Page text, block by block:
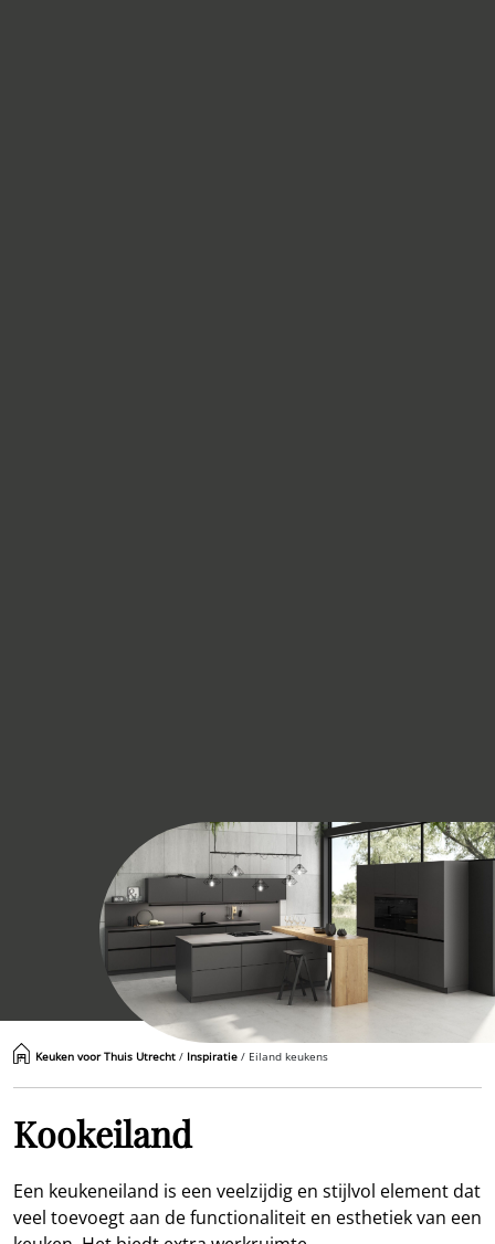
Keuken voor Thuis Utrecht / Inspiratie / Eiland keukens
Kookeiland
Een keukeneiland is een veelzijdig en stijlvol element dat
veel toevoegt aan de functionaliteit en esthetiek van een